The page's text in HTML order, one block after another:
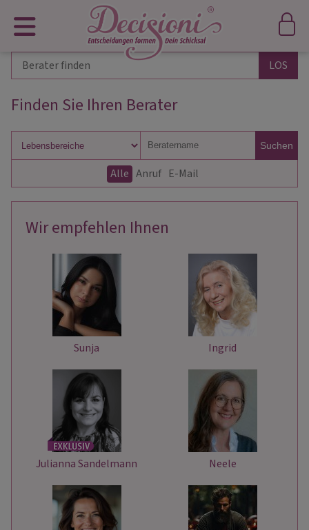
Finden Sie Ihren Berater
Alle Anruf E-Mail
Suchen
Wir empfehlen Ihnen
Sunja Ingrid
Julianna Sandelmann Neele